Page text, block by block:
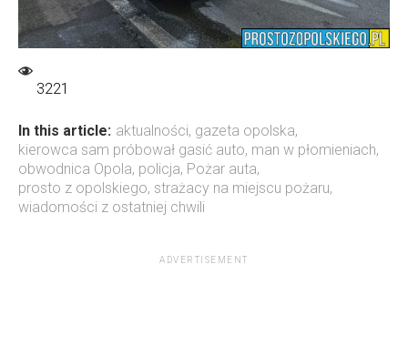
3221
In this article: aktualności, gazeta opolska,
kierowca sam próbował gasić auto, man w płomieniach,
obwodnica Opola, policja, Pożar auta,
prosto z opolskiego, strażacy na miejscu pożaru,
wiadomości z ostatniej chwili
ADVERTISEMENT